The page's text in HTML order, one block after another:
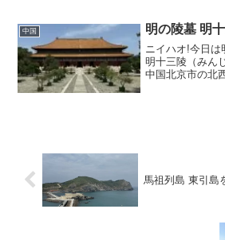
1999年にユネス
中国 明の陵墓 明
ニイハオ!今日は
明十三陵（みん
中国北京市の北
馬祖列島 東引島